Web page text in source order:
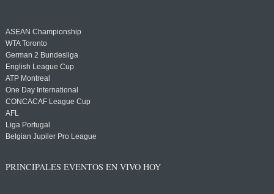
ASEAN Championship
WTA Toronto
German 2 Bundesliga
English League Cup
ATP Montreal
One Day International
CONCACAF League Cup
AFL
Liga Portugal
Belgian Jupiler Pro League
PRINCIPALES EVENTOS EN VIVO HOY